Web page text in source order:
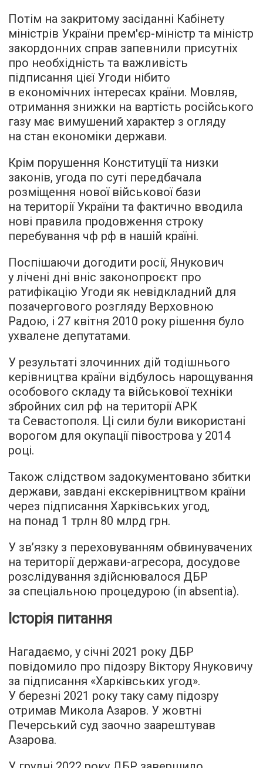
Потім на закритому засіданні Кабінету
міністрів України прем'єр-міністр та міністр
закордонних справ запевнили присутніх
про необхідність та важливість
підписання цієї Угоди нібито
в економічних інтересах країни. Мовляв,
отримання знижки на вартість російського
газу має вимушений характер з огляду
на стан економіки держави.
Крім порушення Конституції та низки
законів, угода по суті передбачала
розміщення нової військової бази
на території України та фактично вводила
нові правила продовження строку
перебування чф рф в нашій країні.
Поспішаючи догодити росії, Янукович
у лічені дні вніс законопроєкт про
ратифікацію Угоди як невідкладний для
позачергового розгляду Верховною
Радою, і 27 квітня 2010 року рішення було
ухвалене депутатами.
У результаті злочинних дій тодішнього
керівництва країни відбулось нарощування
особового складу та військової техніки
збройних сил рф на території АРК
та Севастополя. Ці сили були використані
ворогом для окупації півострова у 2014
році.
Також слідством задокументовано збитки
держави, завдані екскерівництвом країни
через підписання Харківських угод,
на понад 1 трлн 80 млрд грн.
У зв’язку з переховуванням обвинувачених
на території держави-агресора, досудове
розслідування здійснювалося ДБР
за спеціальною процедурою (in absentia).
Історія питання
Нагадаємо, у січні 2021 року ДБР
повідомило про підозру Віктору Януковичу
за підписання «Харківських угод».
У березні 2021 року таку саму підозру
отримав Микола Азаров. У жовтні
Печерський суд заочно заарештував
Азарова.